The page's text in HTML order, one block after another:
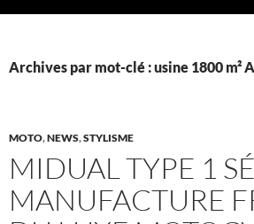
Archives par mot-clé : usine 1800 m²
MOTO,NEWS,STYLISME
MIDUAL TYPE 1
MANUFACTURE